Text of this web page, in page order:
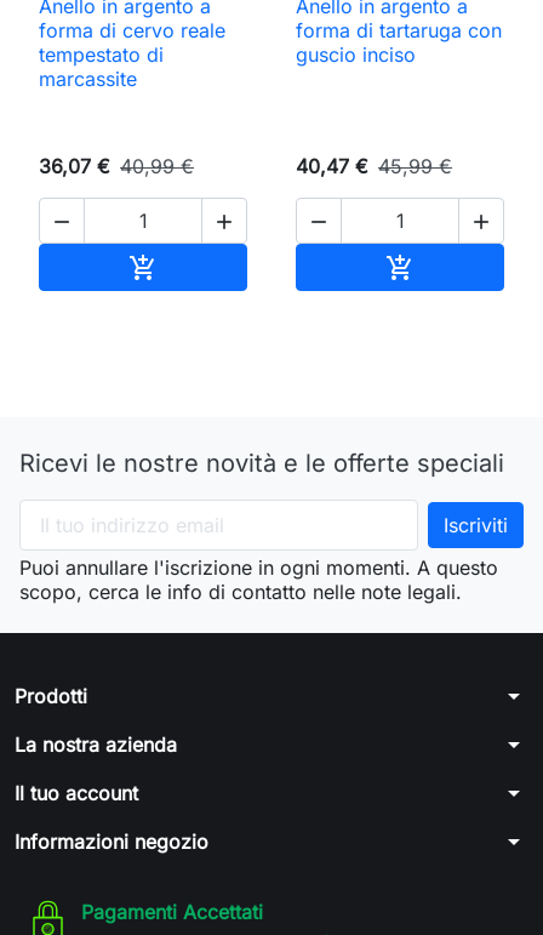
Anello in argento a
forma di cervo reale
tempestato di
marcassite
36,07 € 40,99 €
 

Anello in argento a
forma di tartaruga con
guscio inciso
40,47 € 45,99 €
 

Ricevi le nostre novità e le offerte speciali
Puoi annullare l'iscrizione in ogni momenti. A questo
scopo, cerca le info di contatto nelle note legali.
Prodotti arrow_drop_down
La nostra azienda arrow_drop_down
Il tuo account arrow_drop_down
Informazioni negozio arrow_drop_down
Pagamenti Accettati